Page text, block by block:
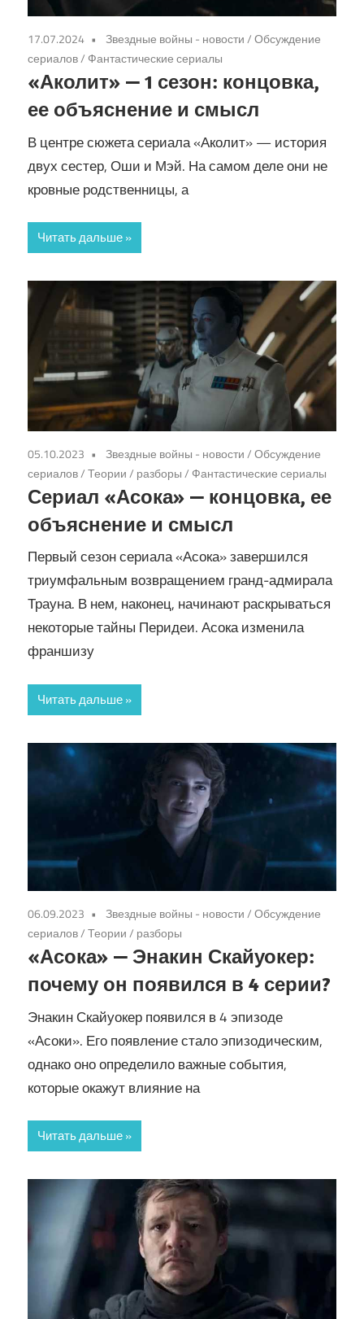
17.07.2024 Звездные войны - новости/Обсуждение
сериалов/ Фантастические сериалы
«Аколит» — 1 сезон: концовка,
ее объяснение и смысл
В центре сюжета сериала «Аколит» — история
двух сестер, Оши и Мэй. На самом деле они не
кровные родственницы, а
Читать дальше
05.10.2023 Звездные войны - новости/Обсуждение
сериалов/Теории / разборы/ Фантастические сериалы
Сериал «Асока» — концовка, ее
объяснение и смысл
Первый сезон сериала «Асока» завершился
триумфальным возвращением гранд-адмирала
Трауна. В нем, наконец, начинают раскрываться
некоторые тайны Перидеи. Асока изменила
франшизу
Читать дальше
06.09.2023 Звездные войны - новости/Обсуждение
сериалов/Теории / разборы
«Асока» — Энакин Скайуокер:
почему он появился в 4 серии?
Энакин Скайуокер появился в 4 эпизоде
«Асоки». Его появление стало эпизодическим,
однако оно определило важные события,
которые окажут влияние на
Читать дальше